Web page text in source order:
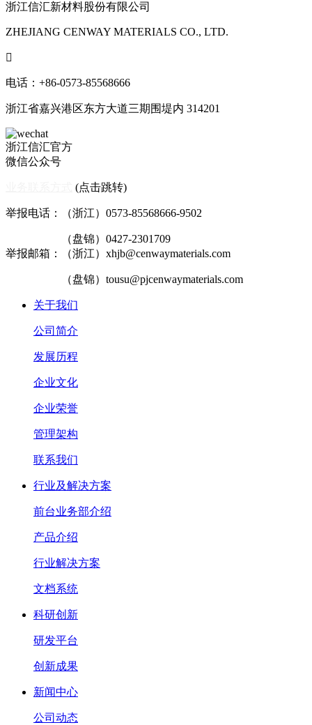
浙江信汇新材料股份有限公司
ZHEJIANG CENWAY MATERIALS CO., LTD.

电话：+86-0573-85568666
浙江省嘉兴港区东方大道三期围堤内 314201
浙江信汇官方
微信公众号
(点击跳转)
举报电话：（浙江）0573-85568666-9502
（盘锦）0427-2301709
举报邮箱：（浙江）xhjb@cenwaymaterials.com
（盘锦）tousu@pjcenwaymaterials.com
关于我们
公司简介
发展历程
企业文化
企业荣誉
管理架构
联系我们
行业及解决方案
前台业务部介绍
产品介绍
行业解决方案
文档系统
科研创新
研发平台
创新成果
新闻中心
公司动态